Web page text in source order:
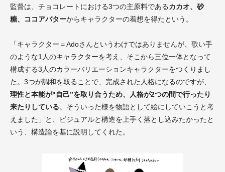
監督は、チョコレートにおける3つの主原料であるカカオ、砂
糖、ココアバターからキャラクターの着想を得たという。
「キャラクター＝Adoさんというわけではありませんが、歌い手
のような1人のキャラクターを考え、そこから三位一体となって
構成する3人のカラーバリエーションキャラクターをつくりまし
た。3つが調和を取ることで、完成された人格になるのですが、
理性と本能が"自己”を取り合うため、人格が2つの間で行ったり
来たりしている。そういった様を物語として絵にしていこうと考
えました」と、ビジュアルと構造を上手く落とし込みたかったと
いう、構造論を基に説明してくれた。